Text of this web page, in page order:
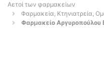
Αετοί των φαρμακείων
Φαρμακεία, Κτηνιατρεία,
Φαρμακείο Αργυροπούλου